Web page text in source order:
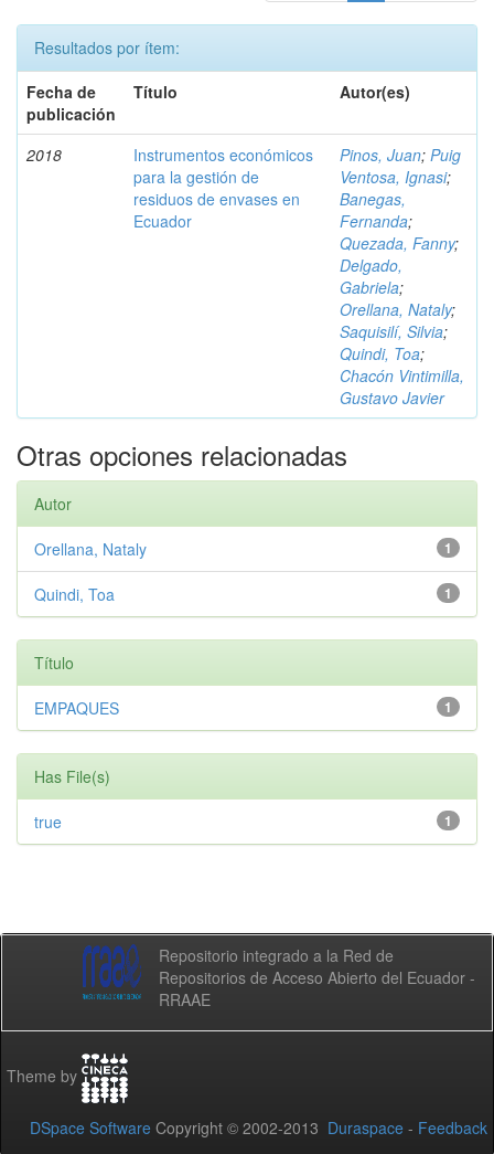
Resultados por ítem:
Fecha de
publicación
Título Autor(es)
2018
Instrumentos económicos
para la gestión de
residuos de envases en
Ecuador
Pinos, Juan; Puig
Ventosa, Ignasi;
Banegas,
Fernanda;
Quezada, Fanny;
Delgado,
Gabriela;
Orellana, Nataly;
Saquisilí, Silvia;
Quindi, Toa;
Chacón Vintimilla,
Gustavo Javier
Otras opciones relacionadas
Autor
1
Orellana, Nataly
1
Quindi, Toa
Título
1
EMPAQUES
Has File(s)
1
true
Repositorio integrado a la Red de
Repositorios de Acceso Abierto del Ecuador -
RRAAE
Theme by
DSpace Software Copyright © 2002-2013 Duraspace - Feedback